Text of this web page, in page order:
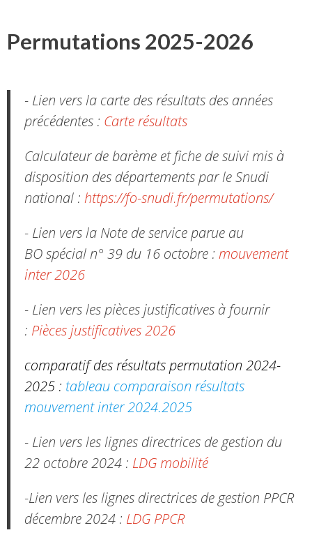
Permutations 2025-2026
- Lien vers la carte des résultats des années
précédentes : Carte résultats
Calculateur de barème et fiche de suivi mis à
disposition des départements par le Snudi
national : https://fo-snudi.fr/permutations/
- Lien vers la Note de service parue au
BO spécial n° 39 du 16 octobre : mouvement
inter 2026
- Lien vers les pièces justificatives à fournir
: Pièces justificatives 2026
comparatif des résultats permutation 2024-
2025 : tableau comparaison résultats
mouvement inter 2024.2025
- Lien vers les lignes directrices de gestion du
22 octobre 2024 : LDG mobilité
-Lien vers les lignes directrices de gestion PPCR
décembre 2024 : LDG PPCR